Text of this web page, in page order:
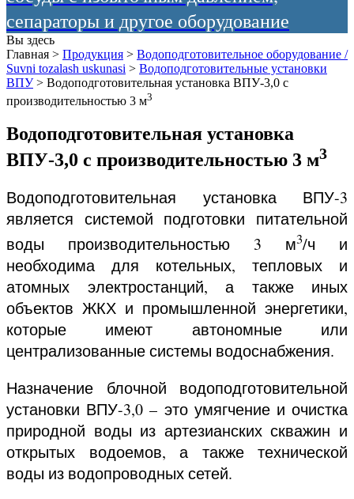
сепараторы и другое оборудование
Вы здесь
Главная > Продукция > Водоподготовительное оборудование /
Suvni tozalash uskunasi > Водоподготовительные установки
ВПУ > Водоподготовительная установка ВПУ-3,0 с
производительностью 3 м3
Водоподготовительная установка
ВПУ-3,0 с производительностью 3 м3
Водоподготовительная установка ВПУ-3
является системой подготовки питательной
воды производительностью 3 м3/ч и
необходима для котельных, тепловых и
атомных электростанций, а также иных
объектов ЖКХ и промышленной энергетики,
которые имеют автономные или
централизованные системы водоснабжения.
Назначение блочной водоподготовительной
установки ВПУ-3,0 – это умягчение и очистка
природной воды из артезианских скважин и
открытых водоемов, а также технической
воды из водопроводных сетей.